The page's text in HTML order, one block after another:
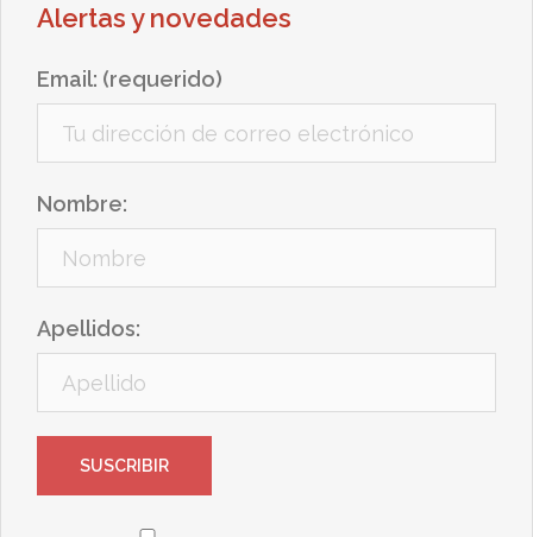
Alertas y novedades
Email: (requerido)
Nombre:
Apellidos: